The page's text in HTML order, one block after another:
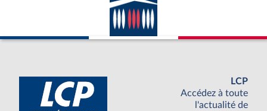
LCP
Accédez à toute
l'actualité de